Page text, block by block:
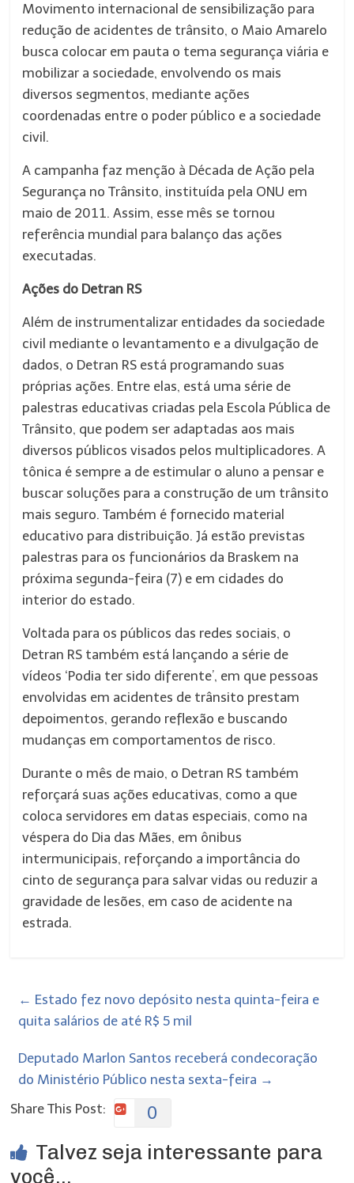
Movimento internacional de sensibilização para
redução de acidentes de trânsito, o Maio Amarelo
busca colocar em pauta o tema segurança viária e
mobilizar a sociedade, envolvendo os mais
diversos segmentos, mediante ações
coordenadas entre o poder público e a sociedade
civil.
A campanha faz menção à Década de Ação pela
Segurança no Trânsito, instituída pela ONU em
maio de 2011. Assim, esse mês se tornou
referência mundial para balanço das ações
executadas.
Ações do Detran RS
Além de instrumentalizar entidades da sociedade
civil mediante o levantamento e a divulgação de
dados, o Detran RS está programando suas
próprias ações. Entre elas, está uma série de
palestras educativas criadas pela Escola Pública de
Trânsito, que podem ser adaptadas aos mais
diversos públicos visados pelos multiplicadores. A
tônica é sempre a de estimular o aluno a pensar e
buscar soluções para a construção de um trânsito
mais seguro. Também é fornecido material
educativo para distribuição. Já estão previstas
palestras para os funcionários da Braskem na
próxima segunda-feira (7) e em cidades do
interior do estado.
Voltada para os públicos das redes sociais, o
Detran RS também está lançando a série de
vídeos ‘Podia ter sido diferente’, em que pessoas
envolvidas em acidentes de trânsito prestam
depoimentos, gerando reflexão e buscando
mudanças em comportamentos de risco.
Durante o mês de maio, o Detran RS também
reforçará suas ações educativas, como a que
coloca servidores em datas especiais, como na
véspera do Dia das Mães, em ônibus
intermunicipais, reforçando a importância do
cinto de segurança para salvar vidas ou reduzir a
gravidade de lesões, em caso de acidente na
estrada.
← Estado fez novo depósito nesta quinta-feira e
quita salários de até R$ 5 mil
Deputado Marlon Santos receberá condecoração
do Ministério Público nesta sexta-feira →
Share This Post:
0
Talvez seja interessante para
você...